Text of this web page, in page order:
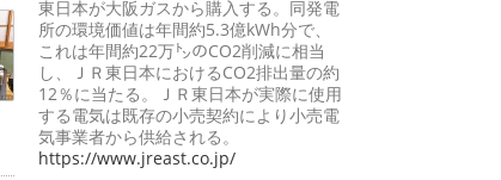
東日本が大阪ガスから購入する。同発電
所の環境価値は年間約5.3億kWh分で、
これは年間約22万㌧のCO2削減に相当
し、ＪＲ東日本におけるCO2排出量の約
12％に当たる。ＪＲ東日本が実際に使用
する電気は既存の小売契約により小売電
気事業者から供給される。
https://www.jreast.co.jp/